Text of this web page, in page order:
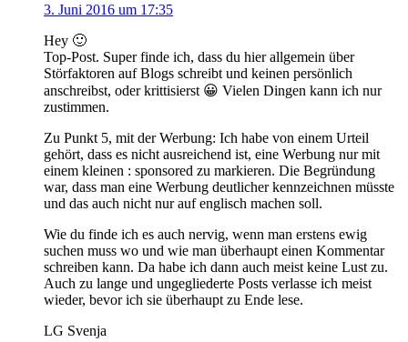
3. Juni 2016 um 17:35
Hey 🙂
Top-Post. Super finde ich, dass du hier allgemein über
Störfaktoren auf Blogs schreibt und keinen persönlich
anschreibst, oder krittisierst 😀 Vielen Dingen kann ich nur
zustimmen.
Zu Punkt 5, mit der Werbung: Ich habe von einem Urteil
gehört, dass es nicht ausreichend ist, eine Werbung nur mit
einem kleinen : sponsored zu markieren. Die Begründung
war, dass man eine Werbung deutlicher kennzeichnen müsste
und das auch nicht nur auf englisch machen soll.
Wie du finde ich es auch nervig, wenn man erstens ewig
suchen muss wo und wie man überhaupt einen Kommentar
schreiben kann. Da habe ich dann auch meist keine Lust zu.
Auch zu lange und ungegliederte Posts verlasse ich meist
wieder, bevor ich sie überhaupt zu Ende lese.
LG Svenja